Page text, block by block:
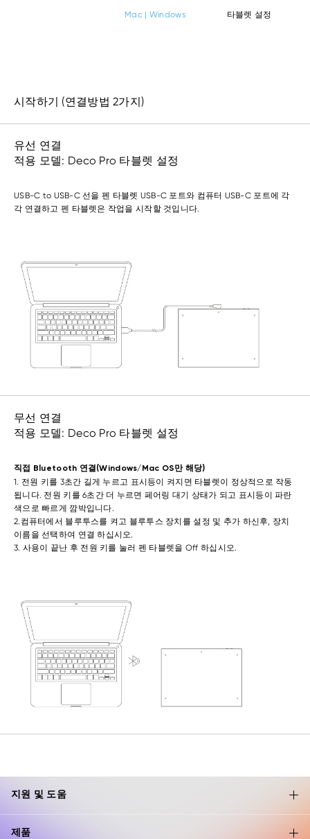
Mac | Windows 타블렛 설정
시작하기 (연결방법 2가지)
유선 연결
적용 모델: Deco Pro 타블렛 설정
USB-C to USB-C 선을 펜 타블렛 USB-C 포트와 컴퓨터 USB-C 포트에 각
각 연결하고 펜 타블렛은 작업을 시작할 것입니다.
무선 연결
적용 모델: Deco Pro 타블렛 설정
직접 Bluetooth 연결(Windows/Mac OS만 해당)
1. 전원 키를 3초간 길게 누르고 표시등이 켜지면 타블렛이 정상적으로 작동
됩니다. 전원 키를 6초간 더 누르면 페어링 대기 상태가 되고 표시등이 파란
색으로 빠르게 깜박입니다.
2.컴퓨터에서 블루투스를 켜고 블루투스 장치를 설정 및 추가 하신후, 장치
이름을 선택하여 연결 하십시오.
3. 사용이 끝난 후 전원 키를 눌러 펜 타블렛을 Off 하십시오.
지원 및 도움
제품